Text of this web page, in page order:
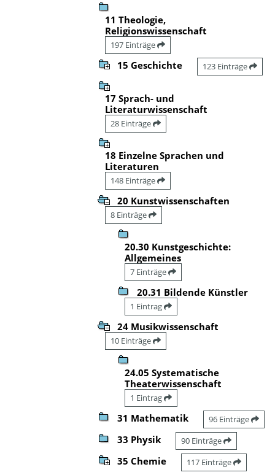
11 Theologie,
Religionswissenschaft
197 Einträge
15 Geschichte 123 Einträge
17 Sprach- und
Literaturwissenschaft
28 Einträge
18 Einzelne Sprachen und
Literaturen
148 Einträge
20 Kunstwissenschaften
8 Einträge
20.30 Kunstgeschichte:
Allgemeines
7 Einträge
20.31 Bildende Künstler
1 Eintrag
24 Musikwissenschaft
10 Einträge
24.05 Systematische
Theaterwissenschaft
1 Eintrag
31 Mathematik 96 Einträge
33 Physik 90 Einträge
35 Chemie 117 Einträge